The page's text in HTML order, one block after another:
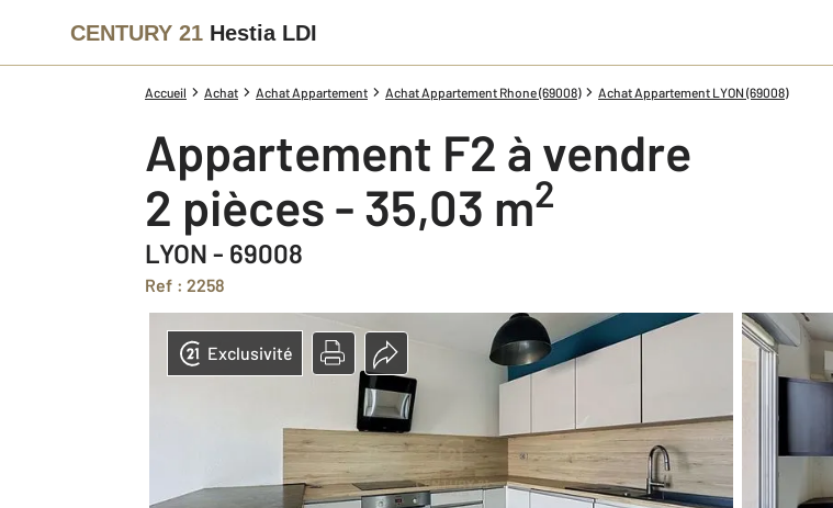
CENTURY 21 Hestia LDI
Accueil Achat Achat Appartement Achat Appartement Rhone (69008) Achat Appartement LYON (69008)
Appartement F2 à vendre
2 pièces - 35,03 m2
LYON - 69008
Ref : 2258
Exclusivité